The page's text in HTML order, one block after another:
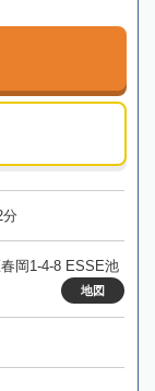
岡1-4-8 ESSE池
地図